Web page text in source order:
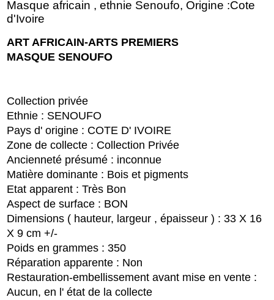
Masque africain , ethnie Senoufo, Origine :Cote
d'Ivoire
ART AFRICAIN-ARTS PREMIERS
MASQUE SENOUFO
Collection privée
Ethnie : SENOUFO
Pays d' origine : COTE D' IVOIRE
Zone de collecte : Collection Privée
Ancienneté présumé : inconnue
Matière dominante : Bois et pigments
Etat apparent : Très Bon
Aspect de surface : BON
Dimensions ( hauteur, largeur , épaisseur ) : 33 X 16
X 9 cm +/-
Poids en grammes : 350
Réparation apparente : Non
Restauration-embellissement avant mise en vente :
Aucun, en l' état de la collecte